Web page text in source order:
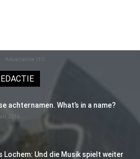
Advertentie (11)
achternamen. What’s in a name?
2016
Lochem: Und die Musik spielt weiter